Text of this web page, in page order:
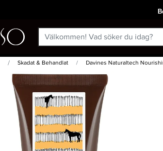
Skadat & Behandlat Davines Naturaltech